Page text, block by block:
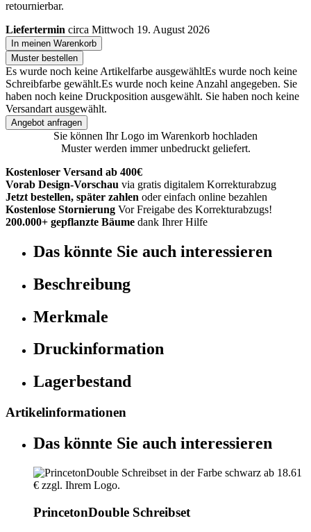
retournierbar.
Liefertermin circa Mittwoch 19. August 2026
In meinen Warenkorb
Muster bestellen
Es wurde noch keine Artikelfarbe ausgewähltEs wurde noch keine
Schreibfarbe gewählt.Es wurde noch keine Anzahl angegeben. Sie
haben noch keine Druckposition ausgewählt. Sie haben noch keine
Versandart ausgewählt.
Angebot anfragen
Sie können Ihr Logo im Warenkorb hochladen
Muster werden immer unbedruckt geliefert.
Kostenloser Versand ab 400€
Vorab Design-Vorschau via gratis digitalem Korrekturabzug
Jetzt bestellen, später zahlen oder einfach online bezahlen
Kostenlose Stornierung Vor Freigabe des Korrekturabzugs!
200.000+ gepflanzte Bäume dank Ihrer Hilfe
Das könnte Sie auch interessieren
Beschreibung
Merkmale
Druckinformation
Lagerbestand
Artikelinformationen
Das könnte Sie auch interessieren
PrincetonDouble Schreibset